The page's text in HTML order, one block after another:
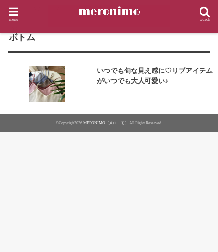
search
menu
HOME
ボトム
いつでも旬な見え感に♡リブアイテム
がいつでも大人可愛い♪
©Copyright2026 MERONIMO［メロニモ］ .All Rights Reserved.